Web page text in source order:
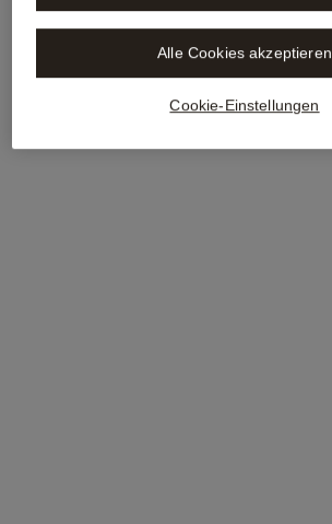
Cookie-Einstellungen
Alle Cookies akzeptieren